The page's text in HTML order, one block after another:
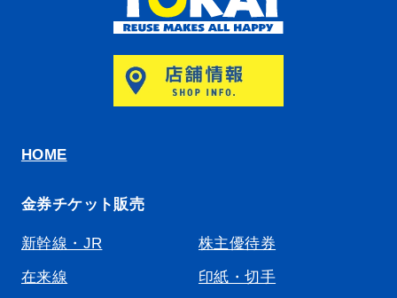
HOME
金券チケット販売
新幹線・JR
株主優待券
在来線
印紙・切手